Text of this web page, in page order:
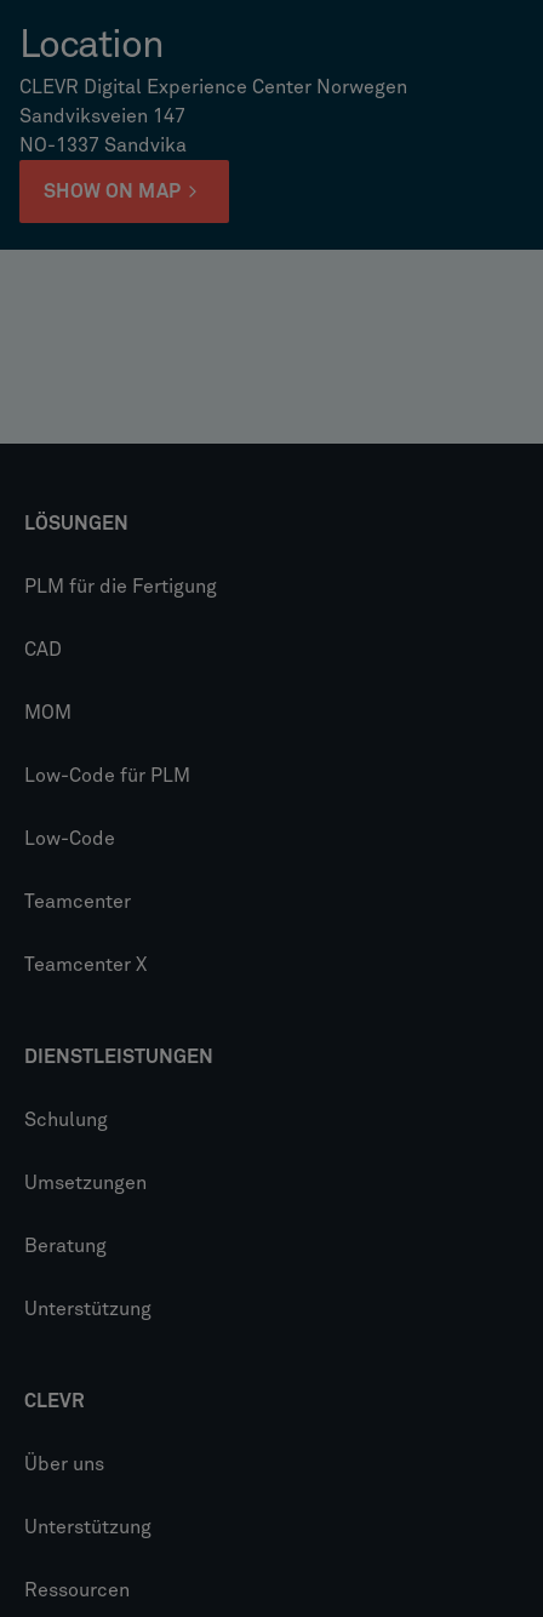
Location
CLEVR Digital Experience Center Norwegen
Sandviksveien 147
NO-1337 Sandvika
SHOW ON MAP
LÖSUNGEN
PLM für die Fertigung
CAD
MOM
Low-Code für PLM
Low-Code
Teamcenter
Teamcenter X
DIENSTLEISTUNGEN
Schulung
Umsetzungen
Beratung
Unterstützung
CLEVR
Über uns
Unterstützung
Ressourcen